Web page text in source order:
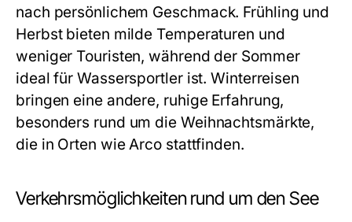
nach persönlichem Geschmack. Frühling und
Herbst bieten milde Temperaturen und
weniger Touristen, während der Sommer
ideal für Wassersportler ist. Winterreisen
bringen eine andere, ruhige Erfahrung,
besonders rund um die Weihnachtsmärkte,
die in Orten wie Arco stattfinden.
Verkehrsmöglichkeiten rund um den See